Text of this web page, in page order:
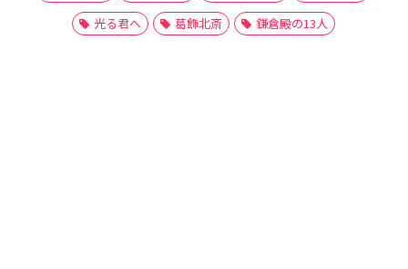
光る君へ
葛飾北斎 鎌倉殿の13人